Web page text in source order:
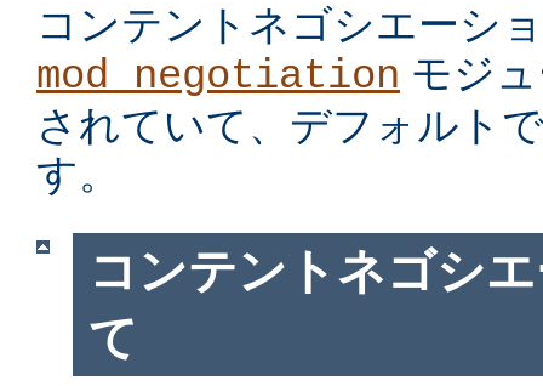
コンテントネゴシエーシ
mod_negotiation モジ
されていて、デフォルト
す。
コンテントネゴシ
て